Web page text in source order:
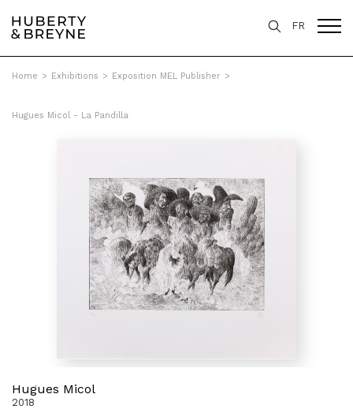
FR
Home > Exhibitions > Exposition MEL Publisher >
Hugues Micol - La Pandilla
Hugues Micol
2018